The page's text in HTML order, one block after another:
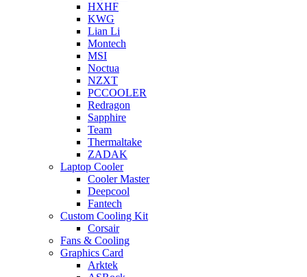
HXHF
KWG
Lian Li
Montech
MSI
Noctua
NZXT
PCCOOLER
Redragon
Sapphire
Team
Thermaltake
ZADAK
Laptop Cooler
Cooler Master
Deepcool
Fantech
Custom Cooling Kit
Corsair
Fans & Cooling
Graphics Card
Arktek